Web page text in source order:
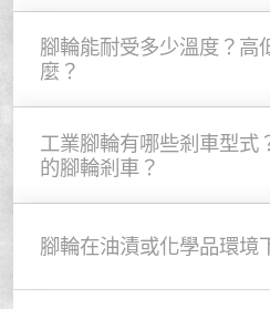
腳輪能耐受多少溫度？高
麼？
工業腳輪有哪些剎車型式
的腳輪剎車？
腳輪在油漬或化學品環境